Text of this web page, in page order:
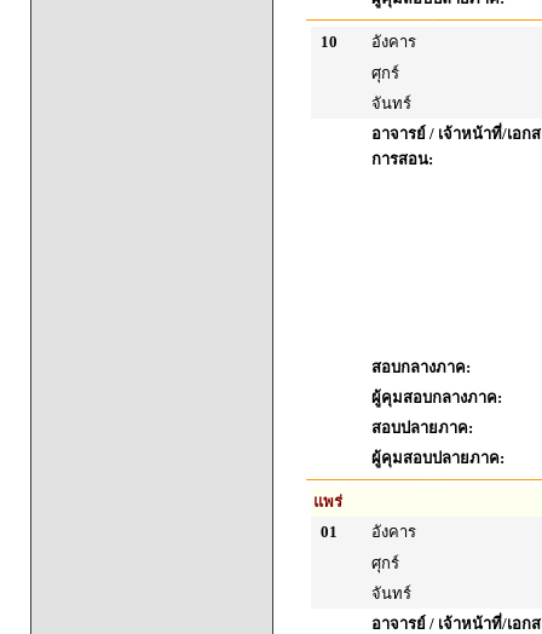
10
อังคาร
ศุกร์
จันทร์
อาจารย์ / เจ้าหน้าที่/เอก
การสอน:
สอบกลางภาค:
ผู้คุมสอบกลางภาค:
สอบปลายภาค:
ผู้คุมสอบปลายภาค:
แพร่
01
อังคาร
ศุกร์
จันทร์
อาจารย์ / เจ้าหน้าที่/เอก